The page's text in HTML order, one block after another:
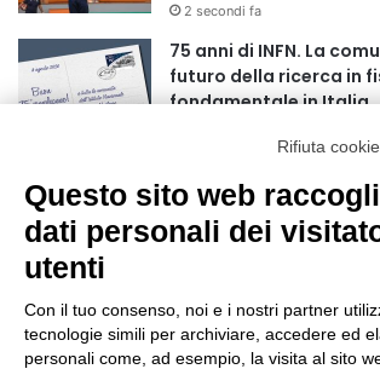
2 secondi fa
75 anni di INFN. La
futuro della ricerca in
fondamentale in Italia
nel pieno della
4 ore fa
Madonna della Neve al
Pais
15 ore fa
Rifiuta
Questo sito web
dati personali dei
utenti
Con il tuo consenso, noi e i nostri partner
tecnologie simili per archiviare, accedere ed
personali come, ad esempio, la visita al sito